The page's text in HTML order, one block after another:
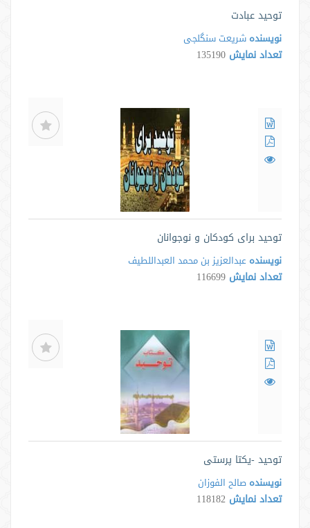
توحید عبادت
نویسنده شریعت سنگلجی
تعداد نمایش 135190
توحید برای کودکان و نوجوانان
نویسنده عبدالعزیز بن محمد العبداللطیف
تعداد نمایش 116699
توحید -یکتا پرستی
نویسنده صالح الفوزان
تعداد نمایش 118182